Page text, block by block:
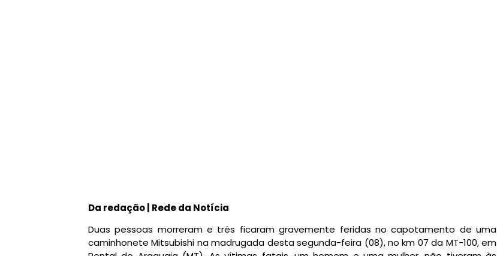
Da redação | Rede da Notícia
Duas pessoas morreram e três ficaram gravemente feridas no capotamento de uma
caminhonete Mitsubishi na madrugada desta segunda-feira (08), no km 07 da MT-100, em